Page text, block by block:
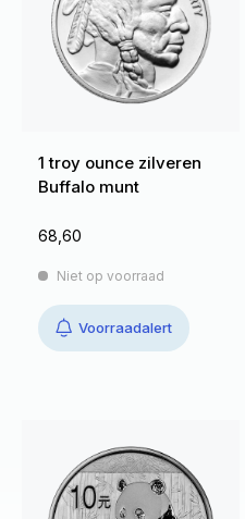
1 troy ounce zilveren
Buffalo munt
68,60
Niet op voorraad
Voorraadalert